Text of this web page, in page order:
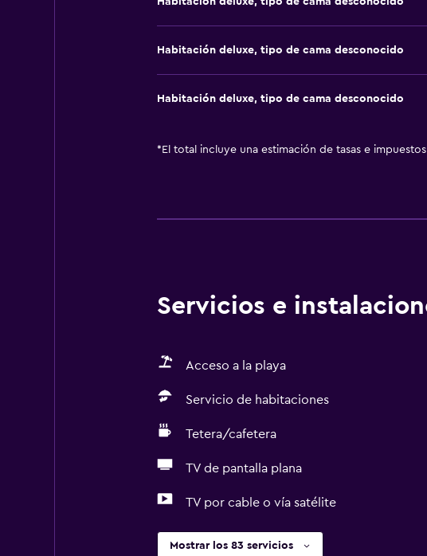
Habitación deluxe, tipo de cama desconocido
Habitación deluxe, tipo de cama desconocido
* El total incluye una estimación de tasas e
Servicios e
Acceso a la playa
Servicio de habitaciones
Tetera/cafetera
TV de pantalla plana
TV por cable o vía satélite
Mostrar los 83 servicios